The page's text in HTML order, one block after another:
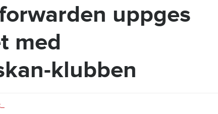
uppges
med
klubben